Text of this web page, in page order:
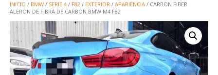
INICIO / BMW / SERIE 4/ F82 / EXTERIOR / APARIENCIA / CARBON FIBER
ALERON DE FIBRA DE CARBON BMW M4 F82